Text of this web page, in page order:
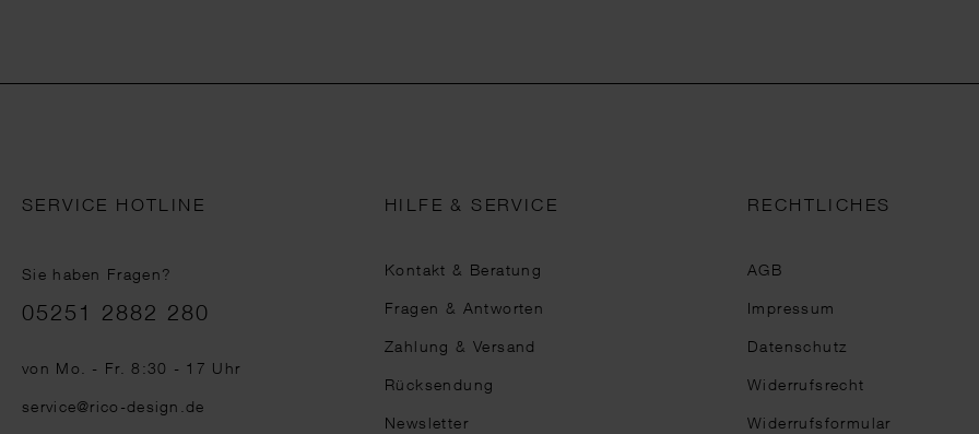
SERVICE HOTLINE
Sie haben Fragen?
Telefonnummer
05251 2882 280
von Mo. - Fr. 8:30 - 17 Uhr
service@rico-design.de
HILFE & SERVICE
Kontakt & Beratung
Fragen & Antworten
Zahlung & Versand
Rücksendung
Newsletter
RECHTLICHES
AGB
Impressum
Datenschutz
Widerrufsrecht
Widerrufsformular